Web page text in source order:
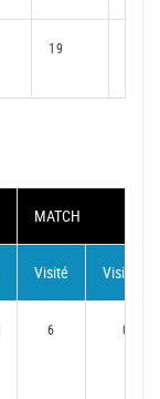
19
MATCH
Visité Visiteur
6 0